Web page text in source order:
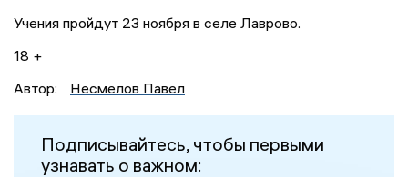
Учения пройдут 23 ноября в селе Лаврово.
18 +
Автор:
Несмелов Павел
Подписывайтесь, чтобы первыми
узнавать о важном: